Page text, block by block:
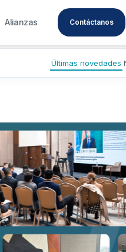
Alianzas Contáctanos
Últimas novedades